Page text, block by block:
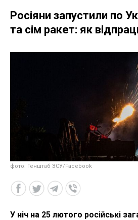
Росіяни запустили по
та сім ракет: як
фото: Генштаб ЗСУ/Facebook
У ніч на 25 лютого російські